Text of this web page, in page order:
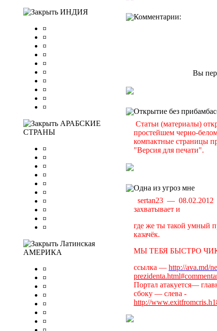
ИНДИЯ
¤
¤
¤
¤
¤
¤
¤
¤
¤
¤
АРАБСКИЕ
СТРАНЫ
¤
¤
¤
¤
¤
¤
¤
¤
¤
¤
Латинская
АМЕРИКА
¤
¤
¤
¤
¤
¤
¤
Комментарии:
Вы
Открытие без
Статьи (материалы)
простейшем черно-
компактные страницы
"Версия для печати".
Одна из угроз мне
sertan23 —
захватывает и
где же ты такой умный
казачёк.
МЫ ТЕБЯ БЫСТРО
ссылка — http://ava.md/
Портал атакуется—
сбоку — слева -
http://